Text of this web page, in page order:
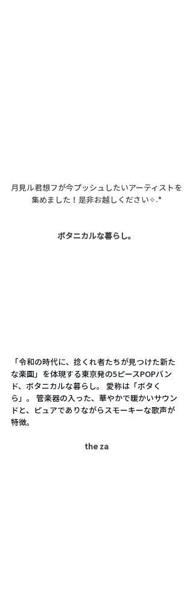
月見ル君想フが今プッシュしたいアーティストを
集めました！是非お越しください✧˖°
ボタニカルな暮らし。
「令和の時代に、捻くれ者たちが見つけた新た
な楽園」を体現する東京発の5ピースPOPバン
ド、ボタニカルな暮らし。 愛称は「ボタく
ら」。 管楽器の入った、華やかで暖かいサウン
ドと、ピュアでありながらスモーキーな歌声が
特徴。
the za